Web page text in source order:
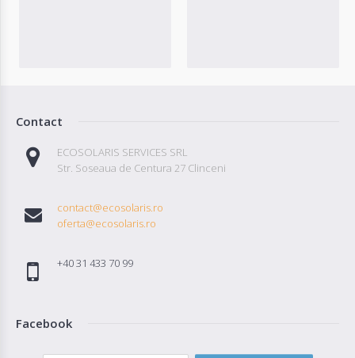
Contact
ECOSOLARIS SERVICES SRL
Str. Soseaua de Centura 27 Clinceni
contact@ecosolaris.ro
oferta@ecosolaris.ro
+40 31 433 70 99
Facebook